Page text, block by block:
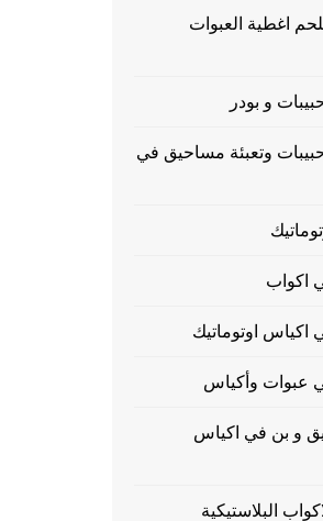
اغطية العبوات
و بودر
وتعبئة مساحيق في
اكواب
اكياس اوتوماتيك
عبوات وأكياس
و بن في اكياس
البلاستيكية